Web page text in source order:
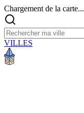
Chargement de la carte...
VILLES